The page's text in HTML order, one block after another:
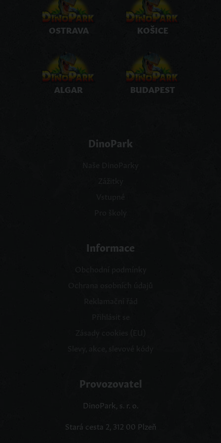
OSTRAVA KOŠICE
ALGAR BUDAPEST
DinoPark
Informace
Zásady cookies (EU)
Provozovatel
DinoPark, s. r. o.
Stará cesta 2, 312 00 Plzeň